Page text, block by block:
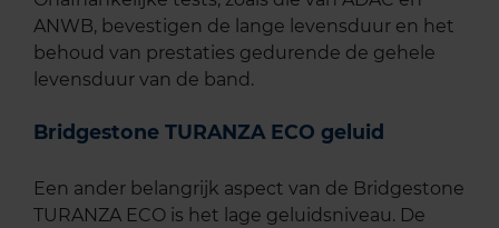
ANWB, bevestigen de lange levensduur en het
behoud van prestaties gedurende de gehele
levensduur van de band.
Bridgestone TURANZA ECO geluid
Een ander belangrijk aspect van de Bridgestone
TURANZA ECO is het lage geluidsniveau. De